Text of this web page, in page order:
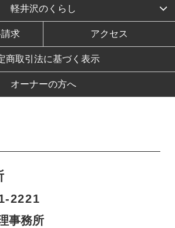
軽井沢のくらし
求 アクセス
商取引法に基づく表示
オーナーの方へ
2221
事務所